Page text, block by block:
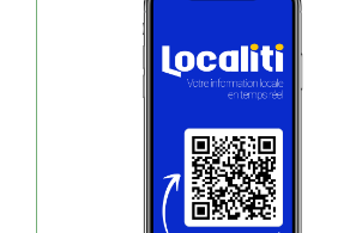
ESTIVALES SAINT LAURENT
SUCCES LEGENDAIRES
07/08/2026 20:00